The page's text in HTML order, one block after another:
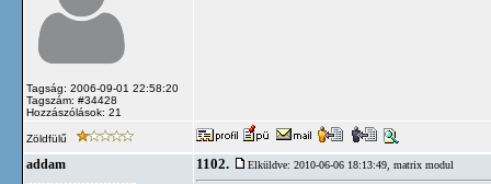
Tagság: 2006-09-01 22:58:20
Tagszám: #34428
Hozzászólások: 21
Zöldfülű
addam 1102. Elküldve: 2010-06-06 18:13:49, matrix modul